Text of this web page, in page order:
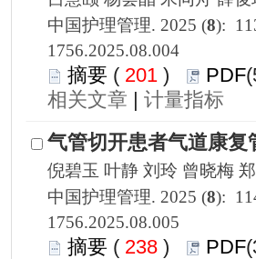
1756.2025.08.004
201 )
|
1756.2025.08.005
238 )